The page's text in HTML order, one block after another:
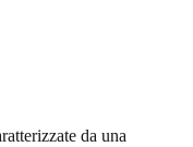
da una